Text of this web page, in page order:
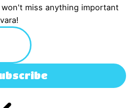
won't miss anything important